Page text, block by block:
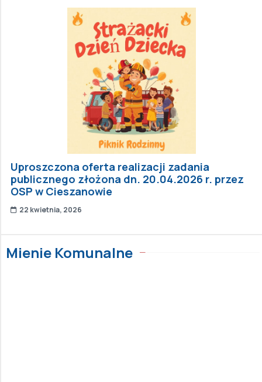
Uproszczona oferta realizacji zadania
publicznego złożona dn. 20.04.2026 r. przez
OSP w Cieszanowie
22 kwietnia, 2026
Mienie Komunalne